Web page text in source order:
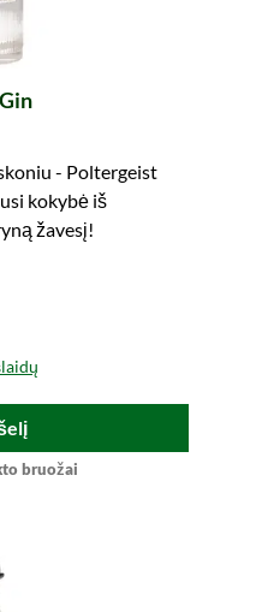
- Poltergeist
kokybė iš
žavesį!
bruožai